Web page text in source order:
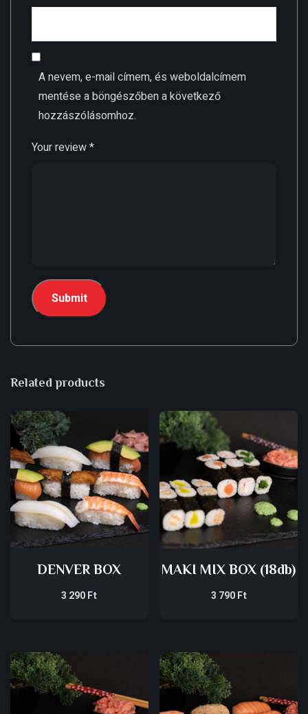
A nevem, e-mail címem, és weboldalcímem
mentése a böngészőben a következő
hozzászólásomhoz.
Your review*
Related products
DENVER BOX
3 290Ft
MAKI MIX BOX (18db)
3 790Ft